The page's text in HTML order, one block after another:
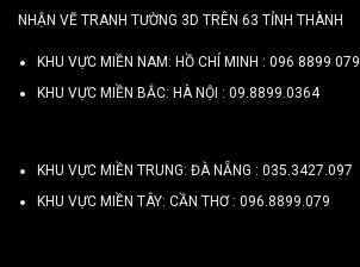
NHẬN VẼ TRANH TƯỜNG 3D TRÊN 63 TỈNH THÀNH
KHU VỰC MIỀN NAM: HỒ CHÍ MINH : 096 8899 079
KHU VỰC MIỀN BẮC: HÀ NỘI : 09.8899.0364
KHU VỰC MIỀN TRUNG: ĐÀ NẴNG : 035.3427.097
KHU VỰC MIỀN TÂY: CẦN THƠ : 096.8899.079